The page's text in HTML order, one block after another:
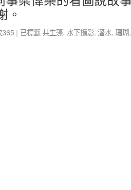
謝。
365 | 已標籤共生藻, 水下攝影, 潛水, 珊瑚